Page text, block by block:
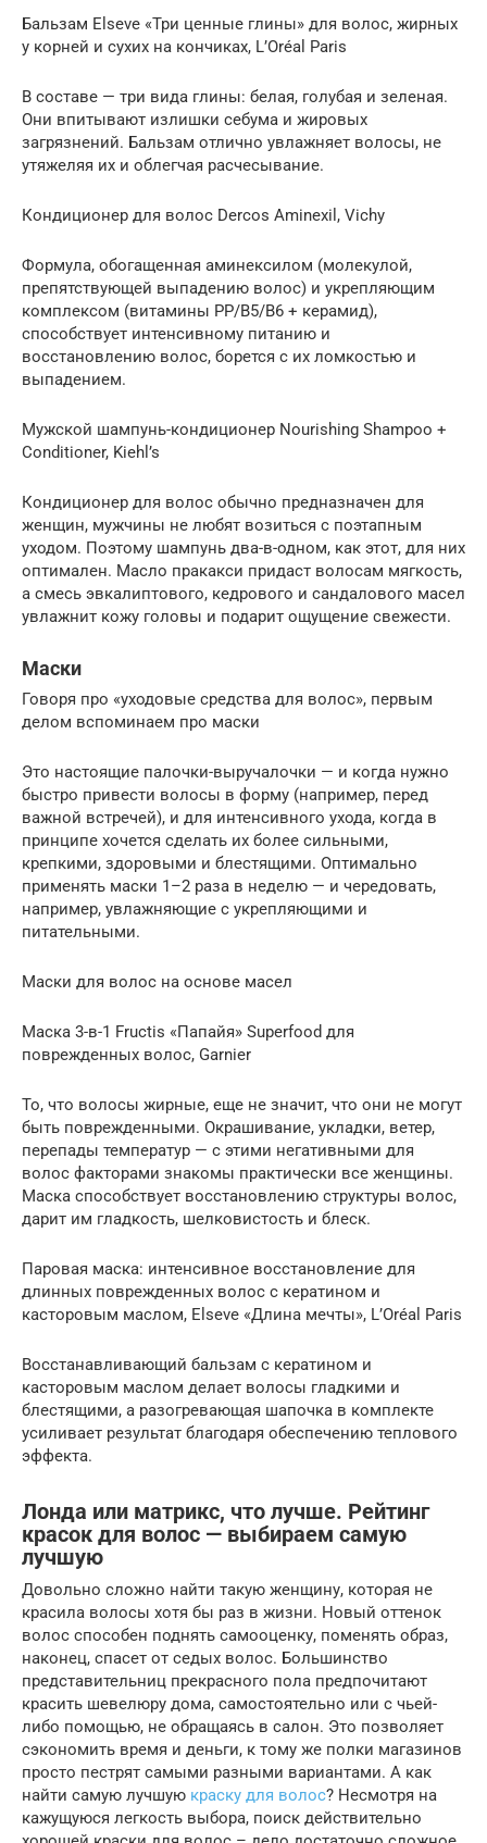
Бальзам Elseve «Три ценные глины» для волос, жирных
у корней и сухих на кончиках, L’Oréal Paris
В составе — три вида глины: белая, голубая и зеленая.
Они впитывают излишки себума и жировых
загрязнений. Бальзам отлично увлажняет волосы, не
утяжеляя их и облегчая расчесывание.
Кондиционер для волос Dercos Aminexil, Vichy
Формула, обогащенная аминексилом (молекулой,
препятствующей выпадению волос) и укрепляющим
комплексом (витамины РР/В5/B6 + керамид),
способствует интенсивному питанию и
восстановлению волос, борется с их ломкостью и
выпадением.
Мужской шампунь-кондиционер Nourishing Shampoo +
Conditioner, Kiehl’s
Кондиционер для волос обычно предназначен для
женщин, мужчины не любят возиться с поэтапным
уходом. Поэтому шампунь два-в-одном, как этот, для них
оптимален. Масло пракакси придаст волосам мягкость,
а смесь эвкалиптового, кедрового и сандалового масел
увлажнит кожу головы и подарит ощущение свежести.
Маски
Говоря про «уходовые средства для волос», первым
делом вспоминаем про маски
Это настоящие палочки-выручалочки — и когда нужно
быстро привести волосы в форму (например, перед
важной встречей), и для интенсивного ухода, когда в
принципе хочется сделать их более сильными,
крепкими, здоровыми и блестящими. Оптимально
применять маски 1–2 раза в неделю — и чередовать,
например, увлажняющие с укрепляющими и
питательными.
Маски для волос на основе масел
Маска 3-в-1 Fructis «Папайя» Superfood для
поврежденных волос, Garnier
То, что волосы жирные, еще не значит, что они не могут
быть поврежденными. Окрашивание, укладки, ветер,
перепады температур — с этими негативными для
волос факторами знакомы практически все женщины.
Маска способствует восстановлению структуры волос,
дарит им гладкость, шелковистость и блеск.
Паровая маска: интенсивное восстановление для
длинных поврежденных волос с кератином и
касторовым маслом, Elseve «Длина мечты», L’Oréal Paris
Восстанавливающий бальзам с кератином и
касторовым маслом делает волосы гладкими и
блестящими, а разогревающая шапочка в комплекте
усиливает результат благодаря обеспечению теплового
эффекта.
Лонда или матрикс, что лучше. Рейтинг
красок для волос — выбираем самую
лучшую
Довольно сложно найти такую женщину, которая не
красила волосы хотя бы раз в жизни. Новый оттенок
волос способен поднять самооценку, поменять образ,
наконец, спасет от седых волос. Большинство
представительниц прекрасного пола предпочитают
красить шевелюру дома, самостоятельно или с чьей-
либо помощью, не обращаясь в салон. Это позволяет
сэкономить время и деньги, к тому же полки магазинов
просто пестрят самыми разными вариантами. А как
найти самую лучшую краску для волос? Несмотря на
кажущуюся легкость выбора, поиск действительно